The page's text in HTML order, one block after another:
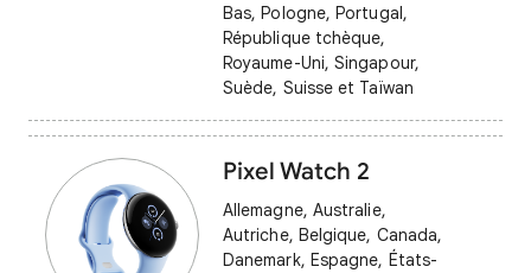
Bas, Pologne, Portugal,
République tchèque,
Royaume-Uni, Singapour,
Suède, Suisse et Taïwan
Pixel Watch 2
Allemagne, Australie,
Autriche, Belgique, Canada,
Danemark, Espagne, États-